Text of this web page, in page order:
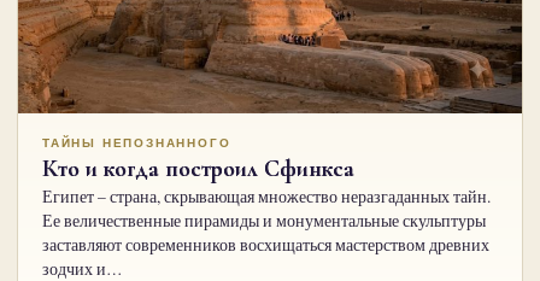
ТАЙНЫ НЕПОЗНАННОГО
Кто и когда построил Сфинкса
Египет – страна, скрывающая множество неразгаданных тайн.
Ее величественные пирамиды и монументальные скульптуры
заставляют современников восхищаться мастерством древних
зодчих и…